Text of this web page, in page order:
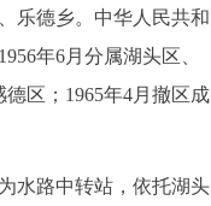
乐德乡。中华人民共和
年6月分属湖头区、
区；1965年4月撤区成
水路中转站，依托湖头